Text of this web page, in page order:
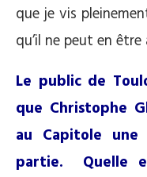
que je vis
qu’il ne peut en
Le public de
que Christophe
au Capitole
partie. Quelle